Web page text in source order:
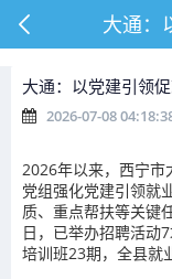
大通：
大通：以党建引领
2026-07-08
2026年以来，西宁市
党组强化党建引领就
质、重点帮扶等关键
日，已举办招聘活动
培训班23期，全县就